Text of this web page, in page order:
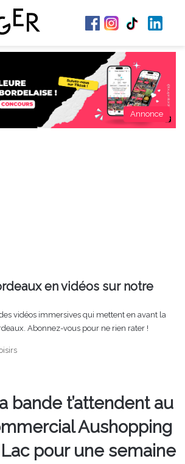
Annonce
en vidéos sur notre
vidéos immersives qui mettent en avant la
Abonnez-vous pour ne rien rater !
bande t’attendent au
Aushopping
pour une semaine